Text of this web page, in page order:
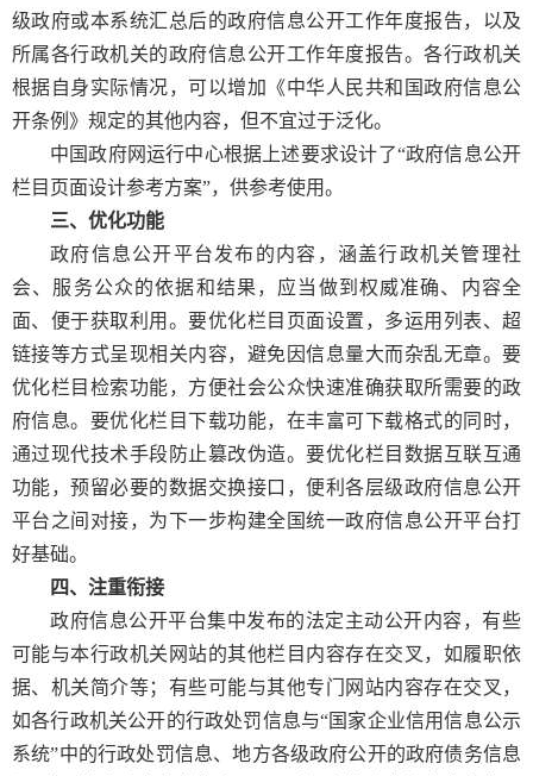
级政府或本系统汇总后的政府信息公开工作年度报告，以及
所属各行政机关的政府信息公开工作年度报告。各行政机关
根据自身实际情况，可以增加《中华人民共和国政府信息公
开条例》规定的其他内容，但不宜过于泛化。
中国政府网运行中心根据上述要求设计了“政府信息公开
栏目页面设计参考方案”，供参考使用。
三、优化功能
政府信息公开平台发布的内容，涵盖行政机关管理社
会、服务公众的依据和结果，应当做到权威准确、内容全
面、便于获取利用。要优化栏目页面设置，多运用列表、超
链接等方式呈现相关内容，避免因信息量大而杂乱无章。要
优化栏目检索功能，方便社会公众快速准确获取所需要的政
府信息。要优化栏目下载功能，在丰富可下载格式的同时，
通过现代技术手段防止篡改伪造。要优化栏目数据互联互通
功能，预留必要的数据交换接口，便利各层级政府信息公开
平台之间对接，为下一步构建全国统一政府信息公开平台打
好基础。
四、注重衔接
政府信息公开平台集中发布的法定主动公开内容，有些
可能与本行政机关网站的其他栏目内容存在交叉，如履职依
据、机关简介等；有些可能与其他专门网站内容存在交叉，
如各行政机关公开的行政处罚信息与“国家企业信用信息公示
系统”中的行政处罚信息、地方各级政府公开的政府债务信息